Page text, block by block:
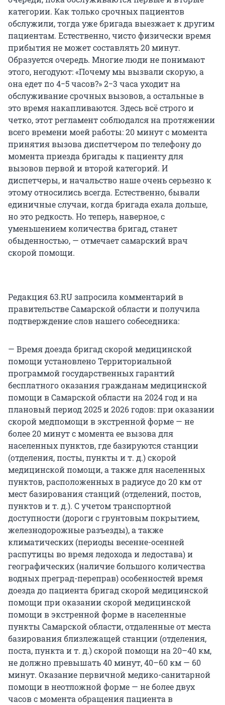
категории. Как только срочных пациентов
обслужили, тогда уже бригада выезжает к другим
пациентам. Естественно, чисто физически время
прибытия не может составлять 20 минут.
Образуется очередь. Многие люди не понимают
этого, негодуют: «Почему мы вызвали скорую, а
она едет по 4−5 часов?» 2−3 часа уходит на
обслуживание срочных вызовов, а остальные в
это время накапливаются. Здесь всё строго и
четко, этот регламент соблюдался на протяжении
всего времени моей работы: 20 минут с момента
принятия вызова диспетчером по телефону до
момента приезда бригады к пациенту для
вызовов первой и второй категорий. И
диспетчеры, и начальство наше очень серьезно к
этому относились всегда. Естественно, бывали
единичные случаи, когда бригада ехала дольше,
но это редкость. Но теперь, наверное, с
уменьшением количества бригад, станет
обыденностью, — отмечает самарский врач
скорой помощи.
Редакция 63.RU запросила комментарий в
правительстве Самарской области и получила
подтверждение слов нашего собеседника:
— Время доезда бригад скорой медицинской
помощи установлено Территориальной
программой государственных гарантий
бесплатного оказания гражданам медицинской
помощи в Самарской области на 2024 год и на
плановый период 2025 и 2026 годов: при оказании
скорой медпомощи в экстренной форме — не
более 20 минут с момента ее вызова для
населенных пунктов, где базируются станции
(отделения, посты, пункты и т. д.) скорой
медицинской помощи, а также для населенных
пунктов, расположенных в радиусе до 20 км от
мест базирования станций (отделений, постов,
пунктов и т. д.). С учетом транспортной
доступности (дороги с грунтовым покрытием,
железнодорожные разъезды), а также
климатических (периоды весенне-осенней
распутицы во время ледохода и ледостава) и
географических (наличие большого количества
водных преград-переправ) особенностей время
доезда до пациента бригад скорой медицинской
помощи при оказании скорой медицинской
помощи в экстренной форме в населенные
пункты Самарской области, отдаленные от места
базирования близлежащей станции (отделения,
поста, пункта и т. д.) скорой помощи на 20–40 км,
не должно превышать 40 минут, 40–60 км — 60
минут. Оказание первичной медико-санитарной
помощи в неотложной форме — не более двух
часов с момента обращения пациента в